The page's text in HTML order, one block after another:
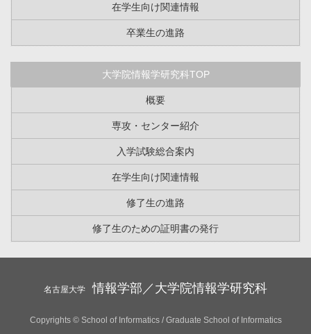
在学生向け関連情報
卒業生の進路
大学院情報学研究科TOP
概要
専攻・センター紹介
入学試験総合案内
在学生向け関連情報
修了生の進路
修了生のための証明書の発行
名古屋大学 情報学部／大学院情報学研究科
Copyrights © School of Informatics / Graduate School of Informatics